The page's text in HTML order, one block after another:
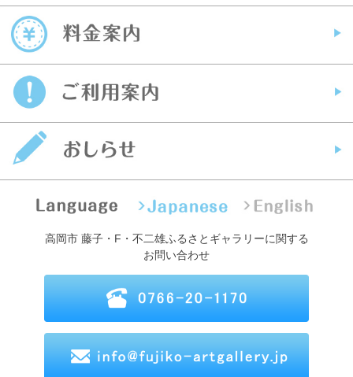
高岡市 藤子・F・不二雄ふるさとギャラリーに関する
お問い合わせ